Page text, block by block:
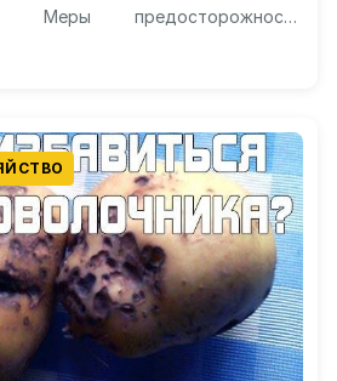
Меры предосторожности
жидкости Бордоская